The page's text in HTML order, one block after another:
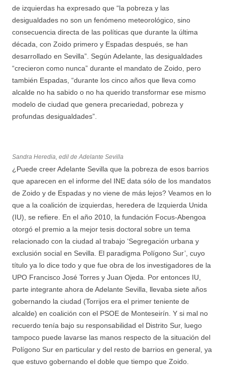
de izquierdas ha expresado que “la pobreza y las
desigualdades no son un fenómeno meteorológico, sino
consecuencia directa de las políticas que durante la última
década, con Zoido primero y Espadas después, se han
desarrollado en Sevilla”. Según Adelante, las desigualdades
“crecieron como nunca” durante el mandato de Zoido, pero
también Espadas, “durante los cinco años que lleva como
alcalde no ha sabido o no ha querido transformar ese mismo
modelo de ciudad que genera precariedad, pobreza y
profundas desigualdades”.
Sandra Heredia, edil de Adelante Sevilla
¿Puede creer Adelante Sevilla que la pobreza de esos barrios
que aparecen en el informe del INE data sólo de los mandatos
de Zoido y de Espadas y no viene de más lejos? Veamos en lo
que a la coalición de izquierdas, heredera de Izquierda Unida
(IU), se refiere. En el año 2010, la fundación Focus-Abengoa
otorgó el premio a la mejor tesis doctoral sobre un tema
relacionado con la ciudad al trabajo ‘Segregación urbana y
exclusión social en Sevilla. El paradigma Polígono Sur’, cuyo
título ya lo dice todo y que fue obra de los investigadores de la
UPO Francisco José Torres y Juan Ojeda. Por entonces IU,
parte integrante ahora de Adelante Sevilla, llevaba siete años
gobernando la ciudad (Torrijos era el primer teniente de
alcalde) en coalición con el PSOE de Monteseirín. Y si mal no
recuerdo tenía bajo su responsabilidad el Distrito Sur, luego
tampoco puede lavarse las manos respecto de la situación del
Polígono Sur en particular y del resto de barrios en general, ya
que estuvo gobernando el doble que tiempo que Zoido.